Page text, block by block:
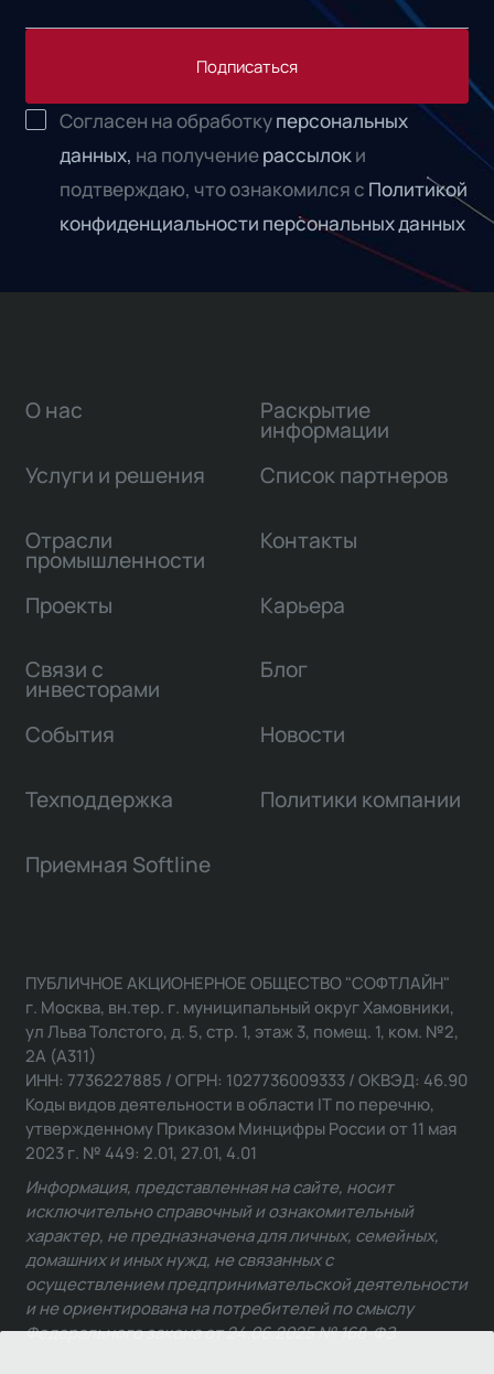
Подписаться
Согласен на обработкуперсональных
данных, на получениерассылоки
подтверждаю, что ознакомился с Политикой
конфиденциальности персональных данных
О нас
Услуги и решения
Отрасли
промышленности
Проекты
Связи с
инвесторами
Раскрытие
информации
Список партнеров
Контакты
Карьера
Блог
События Новости
Техподдержка Политики компании
Приемная Softline
ПУБЛИЧНОЕ АКЦИОНЕРНОЕ ОБЩЕСТВО "СОФТЛАЙН"
г. Москва, вн.тер. г. муниципальный округ Хамовники,
ул Льва Толстого, д. 5, стр. 1, этаж 3, помещ. 1, ком. №2,
2А (А311)
ИНН: 7736227885 / ОГРН: 1027736009333 / ОКВЭД: 46.90
Коды видов деятельности в области IT по перечню,
утвержденному Приказом Минцифры России от 11 мая
2023 г. № 449: 2.01, 27.01, 4.01
Информация, представленная на сайте, носит
исключительно справочный и ознакомительный
характер, не предназначена для личных, семейных,
домашних и иных нужд, не связанных с
осуществлением предпринимательской деятельности
и не ориентирована на потребителей по смыслу
Федерального закона от 24.06.2025 № 168-ФЗ.